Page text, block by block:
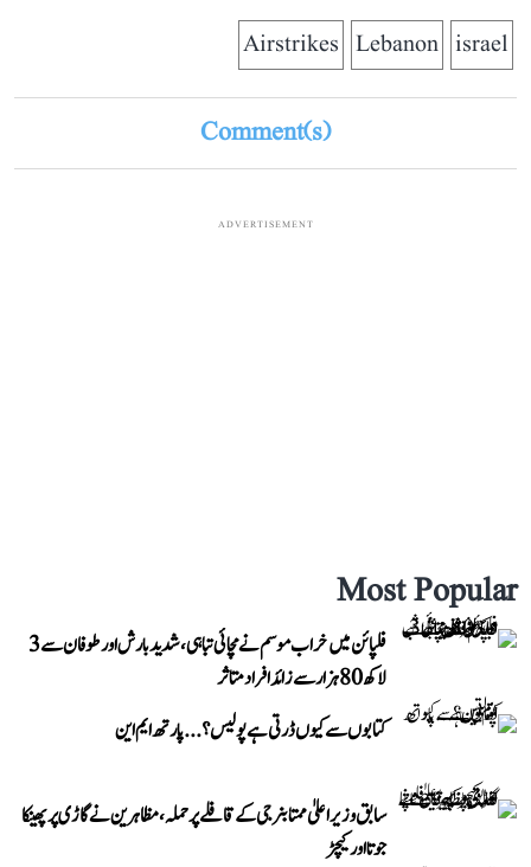
israel
Lebanon
Airstrikes
Comment(s)
ADVERTISEMENT
Most Popular
فلپائن میں خراب موسم نے مچائی تباہی، شدید بارش اور طوفان سے 3
لاکھ 80 ہزار سے زائد افراد متاثر
کتابوں سے کیوں ڈرتی ہے پولیس؟...پارتھ ایم این
سابق وزیر اعلیٰ ممتا بنرجی کے قافلے پر حملہ، مظاہرین نے گاڑی پر پھینکا
جوتا اور کیچڑ